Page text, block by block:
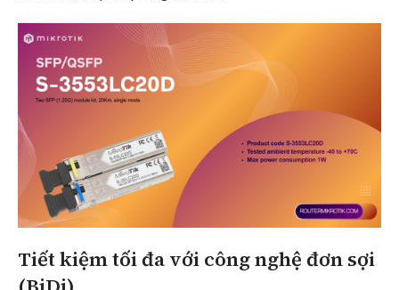
Tiết kiệm tối đa với công nghệ đơn sợi